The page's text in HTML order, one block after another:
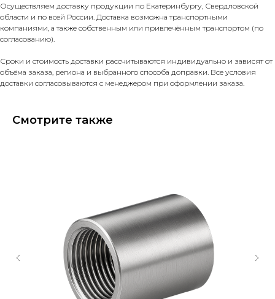
Осуществляем доставку продукции по Екатеринбургу, Свердловской
области и по всей России. Доставка возможна транспортными
компаниями, а также собственным или привлечённым транспортом (по
согласованию).
Сроки и стоимость доставки рассчитываются индивидуально и зависят от
объёма заказа, региона и выбранного способа доправки. Все условия
доставки согласовываются с менеджером при оформлении заказа.
Смотрите также